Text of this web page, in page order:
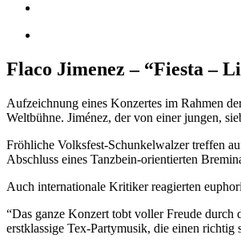
Flaco Jimenez – “Fiesta –
Aufzeichnung eines Konzertes im Rahmen
Weltbühne. Jiménez, der von einer jungen,
Fröhliche Volksfest-Schunkelwalzer treffen
Abschluss eines Tanzbein-orientierten
Auch internationale Kritiker reagierten
“Das ganze Konzert tobt voller Freude
erstklassige Tex-Partymusik, die einen richtig